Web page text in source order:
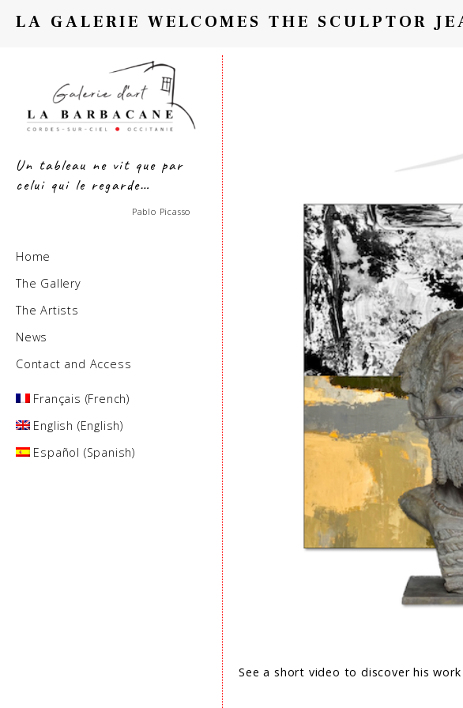
LA GALERIE WELCOMES THE SCULPTOR
See a short video to discover his work
Un tableau ne vit que par
celui qui le regarde…
Pablo Picasso
Home
The Gallery
The Artists
News
Contact and Access
Français (French)
English (English)
Español (Spanish)